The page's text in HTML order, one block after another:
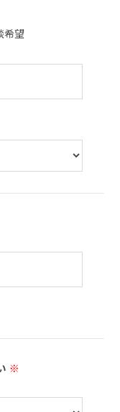
希望
※